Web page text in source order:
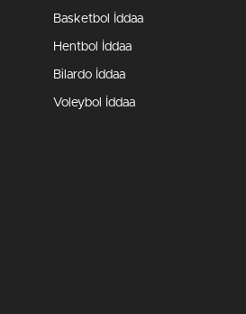
Basketbol İddaa
Hentbol İddaa
Bilardo İddaa
Voleybol İddaa